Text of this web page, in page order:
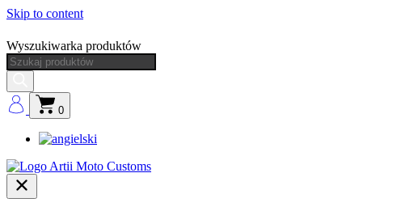
Skip to content
Wyszukiwarka produktów
0